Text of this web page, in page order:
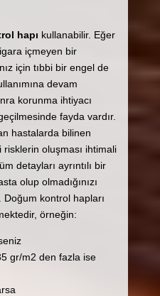
hapı kullanabilir. Eğer
içmeyen bir
için tıbbi bir engel de
devam
korunma ihtiyacı
fayda vardır.
hastalarda bilinen
oluşması ihtimali
detayları ayrıntılı bir
olup olmadığınızı
Doğum kontrol hapları
örneğin:
gr/m2 den fazla ise